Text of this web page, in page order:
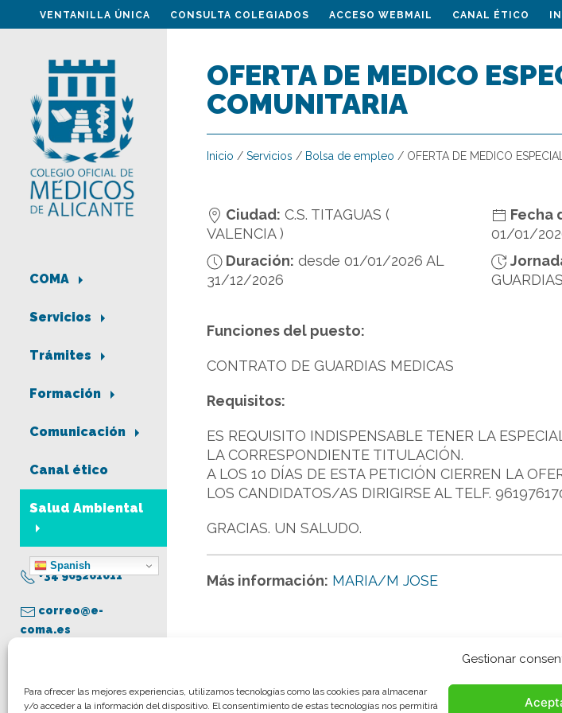
Gestionar
Para ofrecer las mejores experiencias, utilizamos tecnologías como las cookies para almacenar
y/o acceder a la información del dispositivo. El consentimiento de estas tecnologías nos permitirá
VENTANILLA ÚNICA CONSULTA COLEGIADOS ACCESO WEBMAIL CANAL ÉTICO
COMA
Servicios
Trámites
Formación
Comunicación
Canal ético
Salud Ambiental
Spanish
+34 965261011
correo@e-
coma.es
Aviso legal
OFERTA DE MEDICO
COMUNITARIA
Inicio / Servicios / Bolsa de empleo / OFERTA DE MEDICO
Ciudad: C.S. TITAGUAS (
VALENCIA )
Fecha
01/01/
Duración: desde 01/01/2026 AL
31/12/2026
Funciones del puesto:
CONTRATO DE GUARDIAS MEDICAS
Requisitos:
ES REQUISITO INDISPENSABLE TENER LA
LA CORRESPONDIENTE TITULACIÓN.
A LOS 10 DÍAS DE ESTA PETICIÓN CIERREN LA
LOS CANDIDATOS/AS DIRIGIRSE AL TELF.
GRACIAS. UN SALUDO.
Más información: MARIA/M JOSE